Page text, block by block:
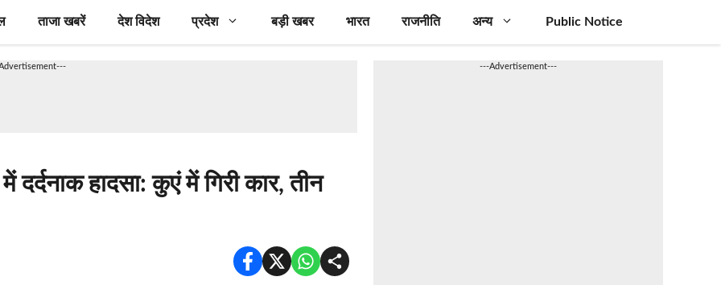
ताजा खबरें देश विदेश प्रदेश बड़ी खबर भारत राजनीति अन्य Public Notice
हादसा: कुएं में गिरी कार, तीन
---Advertisement---